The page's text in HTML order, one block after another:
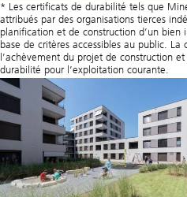
* Les certificats de durabilité tels que
attribués par des organisations tierces
planification et de construction d’un bien
base de critères accessibles au public.
l’achèvement du projet de construction
durabilité pour l’exploitation courante.